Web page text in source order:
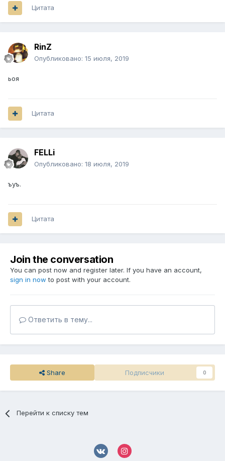
Цитата
RinZ
Опубликовано: 15 июля, 2019
ьоя
Цитата
FELLi
Опубликовано: 18 июля, 2019
ъуъ.
Цитата
Join the conversation
You can post now and register later. If you have an account,
sign in now to post with your account.
Ответить в тему...
Share Подписчики 0
Перейти к списку тем